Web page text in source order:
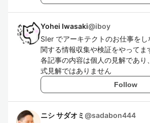
Yohei Iwasaki@iboy
SIer でアーキテクトのお仕事を
関する情報収集や検証をやって
各記事の内容は個人の見解であり
式見解ではありません
Follow
ニシ サダオミ @sadabon444